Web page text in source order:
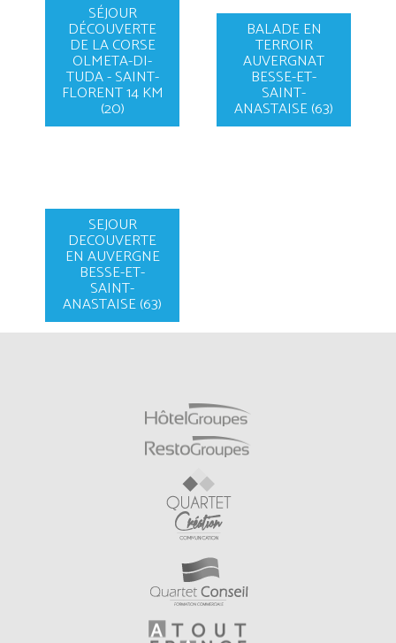
SÉJOUR
DÉCOUVERTE
DE LA CORSE
OLMETA-DI-
TUDA - SAINT-
FLORENT 14 KM
(20)
BALADE EN
TERROIR
AUVERGNAT
BESSE-ET-
SAINT-
ANASTAISE (63)
SEJOUR
DECOUVERTE
EN AUVERGNE
BESSE-ET-
SAINT-
ANASTAISE (63)